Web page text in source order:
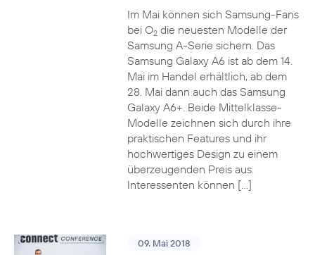
Im Mai können sich Samsung-Fans
bei O2die neuesten Modelle der
Samsung A-Serie sichern. Das
Samsung Galaxy A6 ist ab dem 14.
Mai im Handel erhältlich, ab dem
28. Mai dann auch das Samsung
Galaxy A6+. Beide Mittelklasse-
Modelle zeichnen sich durch ihre
praktischen Features und ihr
hochwertiges Design zu einem
überzeugenden Preis aus.
Interessenten können […]
09. Mai 2018